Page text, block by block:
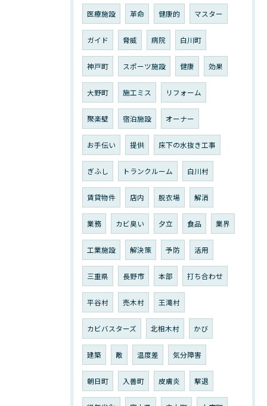
医療施設 革命 健康的 マスター
ガイド 脅威 病院 白川町
神戸町 スポーツ施設 健康 効果
大野町 施工ミス リフォーム
聚楽壁 宿泊施設 オーナー
お手伝い 提供 床下の水抜き工事
ぎふし トランクルーム 白川村
賃貸物件 店内 脱衣場 解消
業務 カビ臭い 夕立 食品 業界
工業施設 解決策 予防 活用
三重県 長野市 本部 打ち合わせ
平谷村 売木村 王滝村
カビバスターズ 北相木村 かび
建築 敵 温度差 気分障害
朝日町 入善町 皮膚炎 撃退